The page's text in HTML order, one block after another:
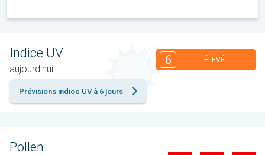
Indice UV
aujourd'hui
6 ÉLEVÉ
Prévisions indice UV à 6 jours
Pollen